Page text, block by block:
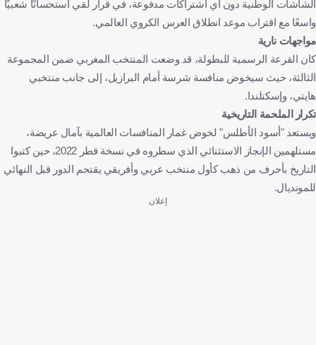
الشاشات الوطنية دون أي اشتراكات مدفوعة، في قرار لقي استحسانًا شعبيًا
واسعًا مع اقتراب موعد انطلاق العرس الكروي العالمي.
مواجهات نارية
كان القرعة الرسمية للبطولة، قد وضعت المنتخب المغربي ضمن المجموعة
الثالثة، حيث سيخوض منافسة شرسة أمام البرازيل، إلى جانب منتخبي
هايتي، وإسكتلندا.
تكرار الملحمة التاريخية
ويستعد "أسود الأطلس" لخوض غمار المنافسات العالمية بآمال عريضة،
مستلهمين الإنجاز الاستثنائي الذي سطروه في نسخة قطر 2022، حين كتبوا
التاريخ بأحرف من ذهب كأول منتخب عربي وأفريقي يقتحم الدور قبل النهائي
للمونديال.
إعلان